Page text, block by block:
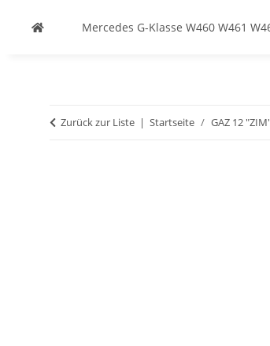
Mercedes G-Klasse W460 W461
Zurück zur Liste Startseite GAZ 12